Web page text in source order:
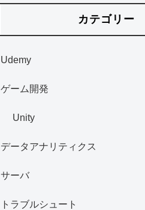
カテゴリー
Udemy
ゲーム開発
Unity
データアナリティクス
サーバ
トラブルシュート